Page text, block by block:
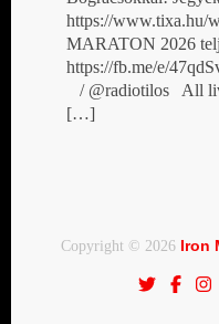
https://www.tixa.hu/
MARATON 2026
https://fb.me/e/
/ @radiotilos All
[…]
Copyright © 2026 Iron